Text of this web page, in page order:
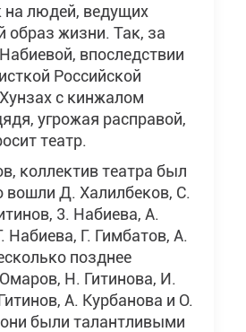
на людей, ведущих
образ жизни. Так, за
впоследствии
Российской
с кинжалом
угрожая расправой,
театр.
коллектив театра был
вошли Д. Халилбеков, С.
3. Набиева, А.
Набиева, Г. Гимбатов, А.
позднее
Н. Гитинова, И.
А. Курбанова и О.
были талантливыми